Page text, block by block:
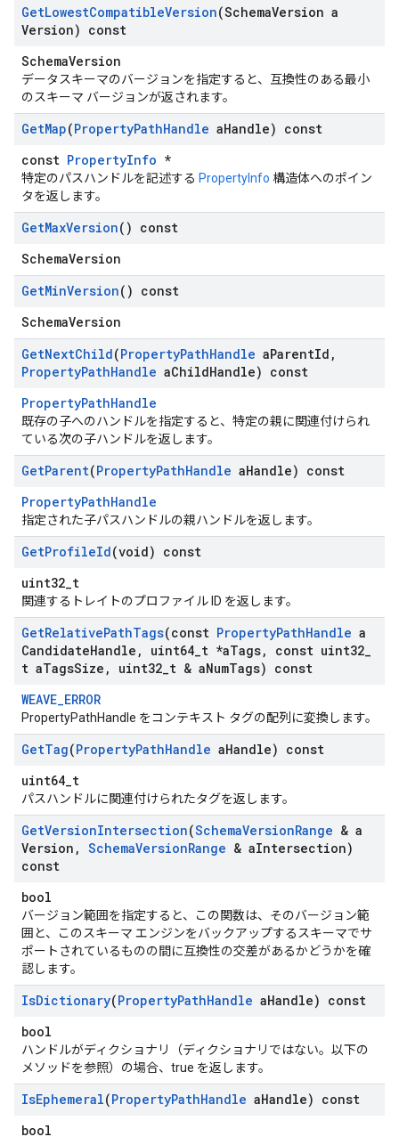
GetLowestCompatibleVersion(SchemaVersion a
Version) const
SchemaVersion
データスキーマのバージョンを指定すると、互換性のある最小
のスキーマ バージョンが返されます。
GetMap(PropertyPathHandle aHandle) const
const PropertyInfo *
特定のパスハンドルを記述する PropertyInfo 構造体へのポイン
タを返します。
GetMaxVersion() const
SchemaVersion
GetMinVersion() const
SchemaVersion
GetNextChild(PropertyPathHandle aParentId ,
PropertyPathHandle aChildHandle) const
PropertyPathHandle
既存の子へのハンドルを指定すると、特定の親に関連付けられ
ている次の子ハンドルを返します。
GetParent(PropertyPathHandle aHandle) const
PropertyPathHandle
指定された子パスハンドルの親ハンドルを返します。
GetProfileId(void) const
uint32_t
関連するトレイトのプロファイル ID を返します。
GetRelativePathTags(const PropertyPathHandle a
CandidateHandle , uint64 t *aTags, const uint32
t aTagsSize , uint32 t & aNumTags) const
WEAVE_ERROR
PropertyPathHandle をコンテキスト タグの配列に変換します。
GetTag(PropertyPathHandle aHandle) const
uint64_t
パスハンドルに関連付けられたタグを返します。
GetVersionIntersection(SchemaVersionRange & a
Version , SchemaVersionRange & aIntersection)
const
bool
バージョン範囲を指定すると、この関数は、そのバージョン範
囲と、このスキーマ エンジンをバックアップするスキーマでサ
ポートされているものの間に互換性の交差があるかどうかを確
認します。
IsDictionary(PropertyPathHandle aHandle) const
bool
ハンドルがディクショナリ（ディクショナリではない。以下の
メソッドを参照）の場合、true を返します。
IsEphemeral(PropertyPathHandle aHandle) const
bool